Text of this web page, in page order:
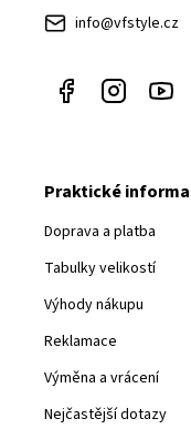
info@vfstyle.cz
Praktické
Doprava a platba
Tabulky velikostí
Výhody nákupu
Reklamace
Výměna a vrácení
Nejčastější dotazy